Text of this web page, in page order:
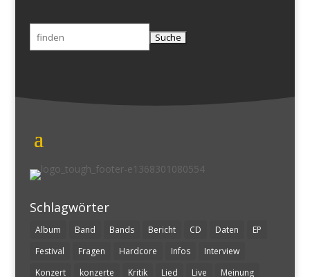
Suchen
nach:
Schlagwörter
Album Band Bands Bericht CD Daten
EP
Festival
Fragen Hardcore Infos
Interview
Konzert
konzerte Kritik Lied Live Meinung